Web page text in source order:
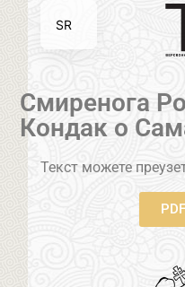
Смиренога
Кондак о
Текст можете
PDF
SR
EN